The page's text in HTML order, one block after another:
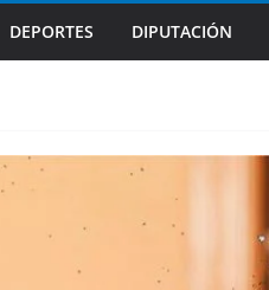
DEPORTES DIPUTACIÓN